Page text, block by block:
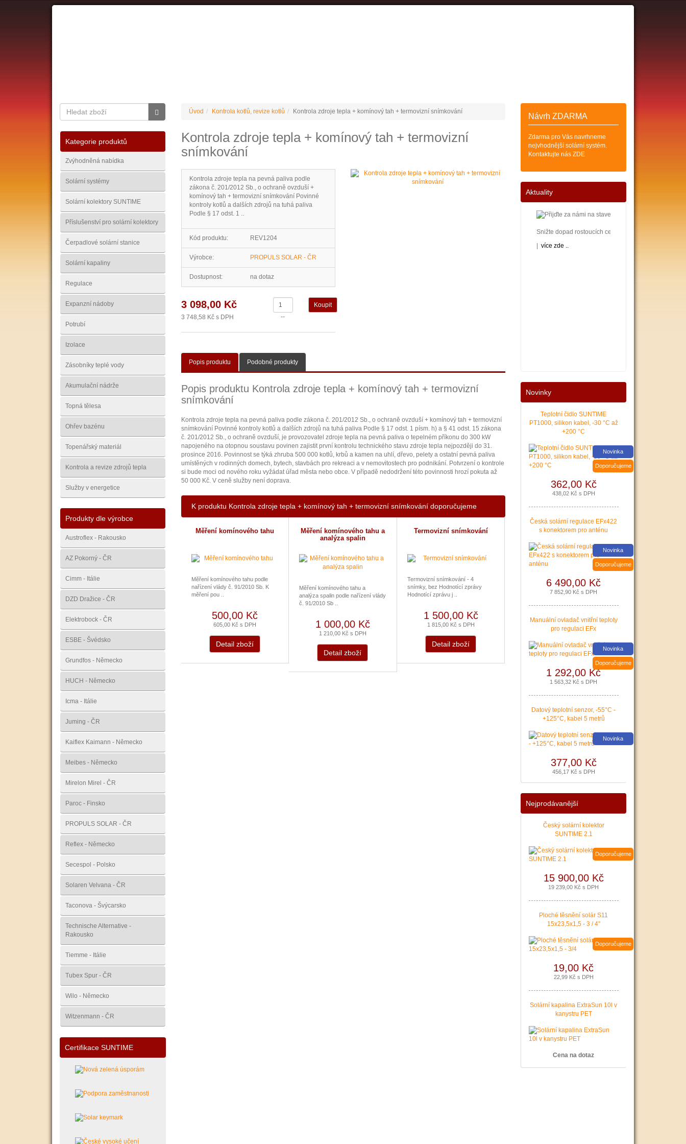
Kategorie produktů
Zvýhodněná nabídka
Solární systémy
Solární kolektory SUNTIME
Příslušenství pro solární kolektory
Čerpadlové solární stanice
Solární kapaliny
Regulace
Expanzní nádoby
Potrubí
Izolace
Zásobníky teplé vody
Akumulační nádrže
Topná tělesa
Ohřev bazénu
Topenářský materiál
Kontrola a revize zdrojů tepla
Služby v energetice
Produkty dle výrobce
Austroflex - Rakousko
AZ Pokorný - ČR
Cimm - Itálie
DZD Dražice - ČR
Elektrobock - ČR
ESBE - Švédsko
Grundfos - Německo
HUCH - Německo
Icma - Itálie
Juming - ČR
Kaiflex Kaimann - Německo
Meibes - Německo
Mirelon Mirel - ČR
Paroc - Finsko
PROPULS SOLAR - ČR
Reflex - Německo
Secespol - Polsko
Solaren Velvana - ČR
Taconova - Švýcarsko
Technische Alternative -
Rakousko
Tiemme - Itálie
Tubex Spur - ČR
Wilo - Německo
Witzenmann - ČR
Certifikace SUNTIME
Úvod Kontrola kotlů, revize kotlů Kontrola zdroje tepla + komínový tah + termovizní snímkování
Kontrola zdroje tepla + komínový tah + termovizní
snímkování
Kontrola zdroje tepla na pevná paliva podle
zákona č. 201/2012 Sb., o ochraně ovzduší +
komínový tah + termovizní snímkování Povinné
kontroly kotlů a dalších zdrojů na tuhá paliva
Podle § 17 odst. 1 ..
Kód produktu: REV1204
Výrobce: PROPULS SOLAR - ČR
Dostupnost: na dotaz
3 098,00 Kč
3 748,58 Kč s DPH --
Popis produktu Podobné produkty
Popis produktu Kontrola zdroje tepla + komínový tah + termovizní
snímkování
Kontrola zdroje tepla na pevná paliva podle zákona č. 201/2012 Sb., o ochraně ovzduší + komínový tah + termovizní
snímkování Povinné kontroly kotlů a dalších zdrojů na tuhá paliva Podle § 17 odst. 1 písm. h) a § 41 odst. 15 zákona
č. 201/2012 Sb., o ochraně ovzduší, je provozovatel zdroje tepla na pevná paliva o tepelném příkonu do 300 kW
napojeného na otopnou soustavu povinen zajistit první kontrolu technického stavu zdroje tepla nejpozději do 31.
prosince 2016. Povinnost se týká zhruba 500 000 kotlů, krbů a kamen na uhlí, dřevo, pelety a ostatní pevná paliva
umístěných v rodinných domech, bytech, stavbách pro rekreaci a v nemovitostech pro podnikání. Potvrzení o kontrole
si bude moci od nového roku vyžádat úřad města nebo obce. V případě nedodržení této povinnosti hrozí pokuta až
50 000 Kč. V ceně služby není doprava.
K produktu Kontrola zdroje tepla + komínový tah + termovizní snímkování doporučujeme
Měření komínového tahu
Měření komínového tahu podle
nařízení vlády č. 91/2010 Sb. K
měření pou ..
500,00 Kč
605,00 Kč s DPH
Detail zboží
Měření komínového tahu a
analýza spalin
Měření komínového tahu a
analýza spalin podle nařízení vlády
č. 91/2010 Sb ..
1 000,00 Kč
1 210,00 Kč s DPH
Detail zboží
Termovizní snímkování
Termovizní snímkování - 4
snímky, bez Hodnotící zprávy
Hodnotící zprávu j ..
1 500,00 Kč
1 815,00 Kč s DPH
Detail zboží
Návrh ZDARMA
Zdarma pro Vás navrhneme
nejvhodnější solární systém.
Kontaktujte nás ZDE
Aktuality
Snižte dopad rostoucích cen energií na váš rodinný
více zde ..
Nové podmínky dotací na nové solární systémy,
Nová zelená úsporám a Kotlíkové dotace snadno s
|více zde ..
Podávání žádostí o poslední Kotlíkové dotace v
|více zde ..
Novinky
Teplotní čidlo SUNTIME
PT1000, silikon kabel, -30 °C až
+200 °C
Novinka
Doporučujeme
362,00 Kč
438,02 Kč s DPH
Česká solární regulace EFx422
s konektorem pro anténu
Novinka
Doporučujeme
6 490,00 Kč
7 852,90 Kč s DPH
Manuální ovladač vnitřní teploty
pro regulaci EFx
Novinka
Doporučujeme
1 292,00 Kč
1 563,32 Kč s DPH
Datový teplotní senzor, -55°C -
+125°C, kabel 5 metrů
Novinka
377,00 Kč
456,17 Kč s DPH
Nejprodávanější
Český solární kolektor
SUNTIME 2.1
Doporučujeme
15 900,00 Kč
19 239,00 Kč s DPH
Ploché těsnění solár S11
15x23,5x1,5 - 3 / 4"
Doporučujeme
19,00 Kč
22,99 Kč s DPH
Solární kapalina ExtraSun 10l v
kanystru PET
Cena na dotaz